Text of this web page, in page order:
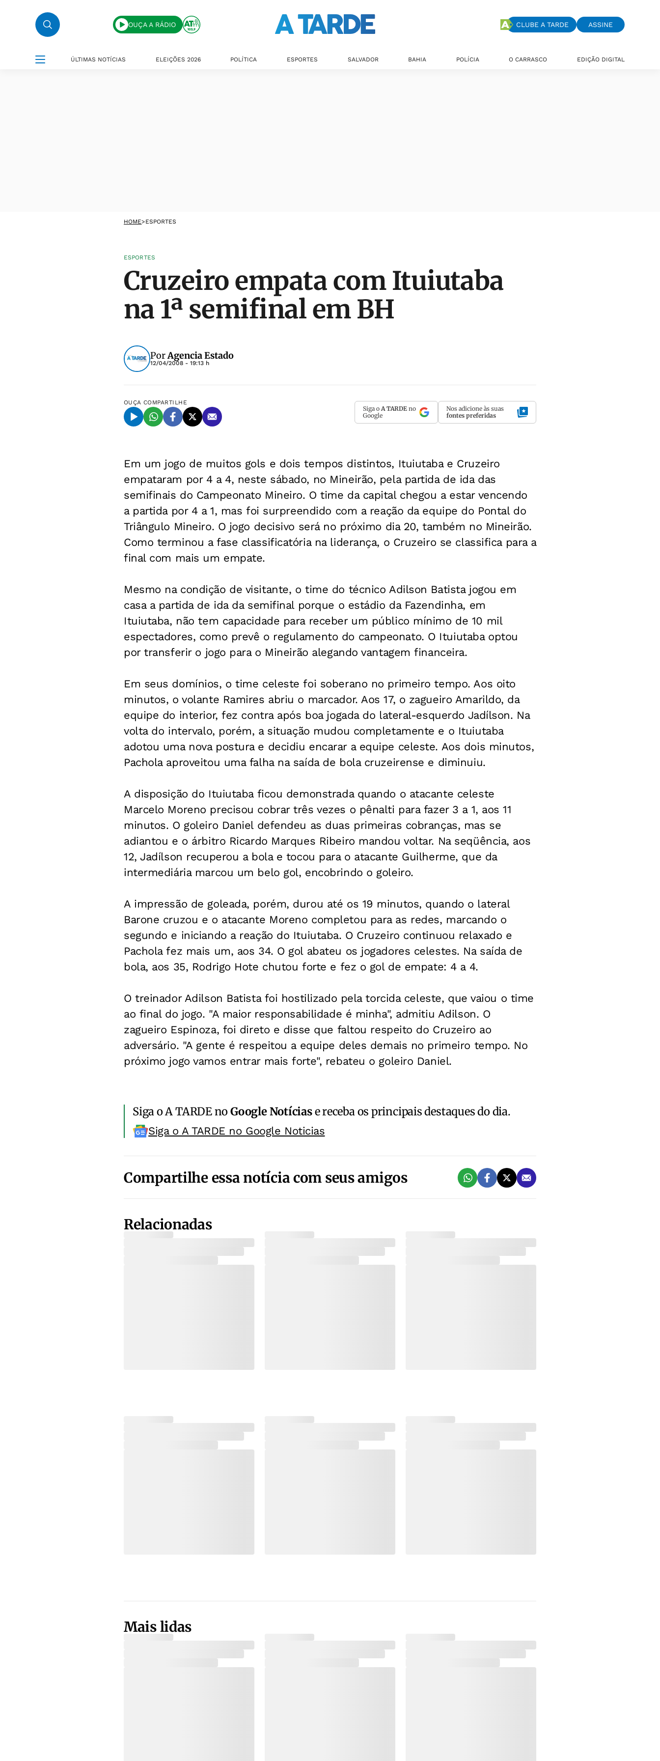
OUÇA A RÁDIO CLUBE A TARDE ASSINE
ÚLTIMAS NOTÍCIAS ELEIÇÕES 2026 POLÍTICA ESPORTES SALVADOR BAHIA POLÍCIA O CARRASCO EDIÇÃO DIGITAL
HOME>ESPORTES
ESPORTES
Cruzeiro empata com Ituiutaba
na 1ª semifinal em BH
PorAgencia Estado
12/04/2008 - 19:13 h
OUÇA COMPARTILHE
Siga o A TARDE no
Google
Nos adicione às suas
fontes preferidas
Em um jogo de muitos gols e dois tempos distintos, Ituiutaba e Cruzeiro
empataram por 4 a 4, neste sábado, no Mineirão, pela partida de ida das
semifinais do Campeonato Mineiro. O time da capital chegou a estar vencendo
a partida por 4 a 1, mas foi surpreendido com a reação da equipe do Pontal do
Triângulo Mineiro. O jogo decisivo será no próximo dia 20, também no Mineirão.
Como terminou a fase classificatória na liderança, o Cruzeiro se classifica para a
final com mais um empate.
Mesmo na condição de visitante, o time do técnico Adilson Batista jogou em
casa a partida de ida da semifinal porque o estádio da Fazendinha, em
Ituiutaba, não tem capacidade para receber um público mínimo de 10 mil
espectadores, como prevê o regulamento do campeonato. O Ituiutaba optou
por transferir o jogo para o Mineirão alegando vantagem financeira.
Em seus domínios, o time celeste foi soberano no primeiro tempo. Aos oito
minutos, o volante Ramires abriu o marcador. Aos 17, o zagueiro Amarildo, da
equipe do interior, fez contra após boa jogada do lateral-esquerdo Jadílson. Na
volta do intervalo, porém, a situação mudou completamente e o Ituiutaba
adotou uma nova postura e decidiu encarar a equipe celeste. Aos dois minutos,
Pachola aproveitou uma falha na saída de bola cruzeirense e diminuiu.
A disposição do Ituiutaba ficou demonstrada quando o atacante celeste
Marcelo Moreno precisou cobrar três vezes o pênalti para fazer 3 a 1, aos 11
minutos. O goleiro Daniel defendeu as duas primeiras cobranças, mas se
adiantou e o árbitro Ricardo Marques Ribeiro mandou voltar. Na seqüência, aos
12, Jadílson recuperou a bola e tocou para o atacante Guilherme, que da
intermediária marcou um belo gol, encobrindo o goleiro.
A impressão de goleada, porém, durou até os 19 minutos, quando o lateral
Barone cruzou e o atacante Moreno completou para as redes, marcando o
segundo e iniciando a reação do Ituiutaba. O Cruzeiro continuou relaxado e
Pachola fez mais um, aos 34. O gol abateu os jogadores celestes. Na saída de
bola, aos 35, Rodrigo Hote chutou forte e fez o gol de empate: 4 a 4.
O treinador Adilson Batista foi hostilizado pela torcida celeste, que vaiou o time
ao final do jogo. "A maior responsabilidade é minha", admitiu Adilson. O
zagueiro Espinoza, foi direto e disse que faltou respeito do Cruzeiro ao
adversário. "A gente é respeitou a equipe deles demais no primeiro tempo. No
próximo jogo vamos entrar mais forte", rebateu o goleiro Daniel.
Siga o A TARDE noGoogle Notíciase receba os principais destaques do dia.
Siga o A TARDE no Google Noticias
Compartilhe essa notícia com seus amigos
Relacionadas
Mais lidas